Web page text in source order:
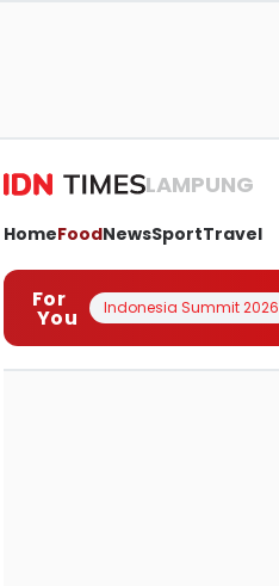
LAMPUNG
HomeFoodNewsSportTravel
For
You Indonesia Summit 2026